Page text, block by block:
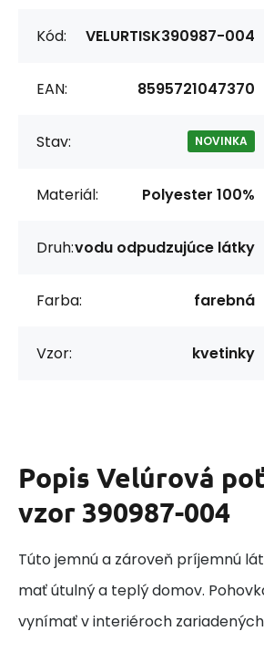
Kód: VELURTISK390987-004
EAN: 8595721047370
Stav: NOVINKA
Materiál: Polyester 100%
Druh:vodu odpudzujúce látky
Farba: farebná
Vzor: kvetinky
Popis Velúrová
vzor 390987-004
Túto jemnú a zároveň príjemnú
mať útulný a teplý domov.
vynímať v interiéroch